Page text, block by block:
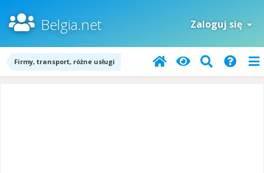
Belgia.net Zaloguj się
Firmy, transport, różne usługi